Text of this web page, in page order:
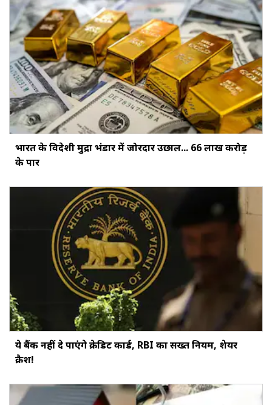
भारत के विदेशी मुद्रा भंडार में जोरदार उछाल... ₹66 लाख करोड़
के पार
ये बैंक नहीं दे पाएंगे क्रेडिट कार्ड, RBI का सख्‍त नियम, शेयर
क्रैश!